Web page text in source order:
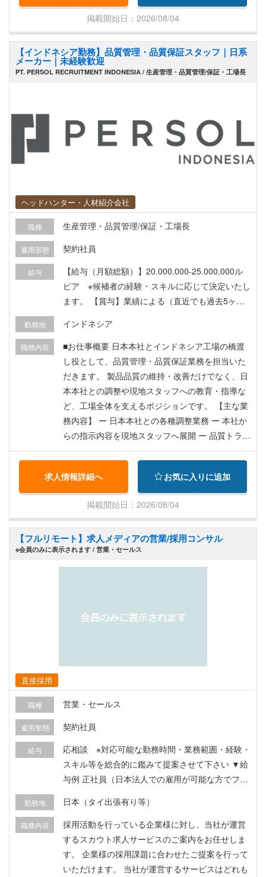
ー 社内（営業・物流・購買・品質部門）との調整
ー 日本本社・海外拠点への報告・連携 ー 売上管
理・営業レポート作成
掲載開始日：2026/08/04
【インドネシア勤務】品質管理・品質保証スタッフ｜日系
メーカー｜未経験歓迎
PT. PERSOL RECRUITMENT INDONESIA / 生産管理・品質管理/保証・工場長
ヘッドハンター・人材紹介会社
職種 生産管理・品質管理/保証・工場長
雇用形態 契約社員
給与
【給与（月額総額）】20.000.000-25.000.000ル
ピア ※候補者の経験・スキルに応じて決定いたし
ます。 【賞与】業績による（直近でも過去5ヶ月
現物支給（単身者用アパート １LDK） ・保険：B
PJS、民間保険加入 ・社用車：通勤時（土日は1時
間300円程度で利用可能） ・本社採用あり（その
場合は日本法人からも給料あり。帰国手当を年2
回）
勤務地 インドネシア
職務内容
■お仕事概要 日本本社とインドネシア工場の橋渡
し役として、品質管理・品質保証業務を担当いた
だきます。 製品品質の維持・改善だけでなく、日
本本社との調整や現地スタッフへの教育・指導な
ど、工場全体を支えるポジションです。 【主な業
務内容】 ー 日本本社との各種調整業務 ー 本社か
らの指示内容を現地スタッフへ展開 ー 品質トラブ
ルの報告・原因分析・改善依頼 ー サプライヤーと
の品質に関する調整 ー 現地スタッフへの教育・指
導 ー 品質保証・品質管理に関する各種業務
求人情報詳細へ お気に入りに追加
掲載開始日：2026/08/04
【フルリモート】求人メディアの営業/採用コンサル
※会員のみに表示されます / 営業・セールス
直接採用
職種 営業・セールス
雇用形態 契約社員
給与
応相談 ※対応可能な勤務時間・業務範囲・経験・
スキル等を総合的に鑑みて提案させて下さい ▼給
与例 正社員（日本法人での雇用が可能な方でフル
インセンティブ 業務委託orアルバイト（タイ在住
者で時短勤務、1日5時間勤務×週5日=週25時間勤
務の場合）…月15万円（約5万THB相当）～＋売
上インセンティブ ＊日本在住者は勿論、タイ在住
者の方も歓迎しますが、 当社はタイ法人を保有
勤務地 日本（タイ出張有り等）
職務内容
採用活動を行っている企業様に対し、当社が運営
するスカウト求人サービスのご案内をお任せしま
す。 企業様の採用課題に合わせたご提案を行って
いただけます。 当社が運営するサービスはどれも